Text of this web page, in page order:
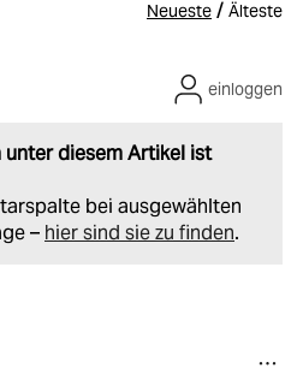
Neueste / Älteste
diesem Artikel ist
bei ausgewählten
– hier sind sie zu finden.
einloggen